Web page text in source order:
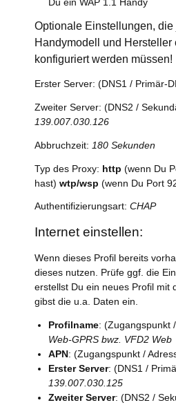
Optionale Einstellungen, die
Handymodell und Hersteller
konfiguriert werden müssen!
Erster Server: (DNS1 / Primär-
Zweiter Server: (DNS2 /
139.007.030.126
Abbruchzeit: 180 Sekunden
Typ des Proxy: http (wenn Du
hast) wtp/wsp (wenn Du Port
Authentifizierungsart: CHAP
Internet einstellen:
Wenn dieses Profil bereits
dieses nutzen. Prüfe ggf. die
erstellst Du ein neues Profil mit
gibst die u.a. Daten ein.
Profilname: (Zugangspunkt
Web-GPRS bwz. VFD2 Web
APN: (Zugangspunkt /
Erster Server: (DNS1 /
139.007.030.125
Zweiter Server: (DNS2 /